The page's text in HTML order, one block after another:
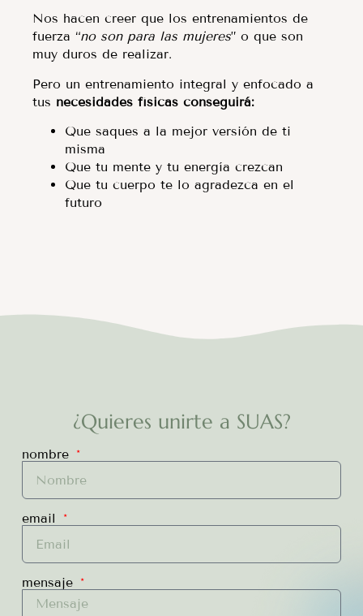
Nos hacen creer que los entrenamientos de
fuerza “no son para las mujeres” o que son
muy duros de realizar.
Pero un entrenamiento integral y enfocado a
tus necesidades físicas conseguirá:
Que saques a la mejor versión de ti
misma
Que tu mente y tu energía crezcan
Que tu cuerpo te lo agradezca en el
futuro
¿Quieres unirte a SUAS?
nombre
email
mensaje